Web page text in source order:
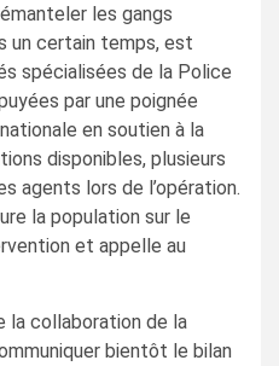
les gangs
un certain temps, est
spécialisées de la Police
par une poignée
en soutien à la
disponibles, plusieurs
agents lors de l’opération.
la population sur le
et appelle au
la collaboration de la
bientôt le bilan